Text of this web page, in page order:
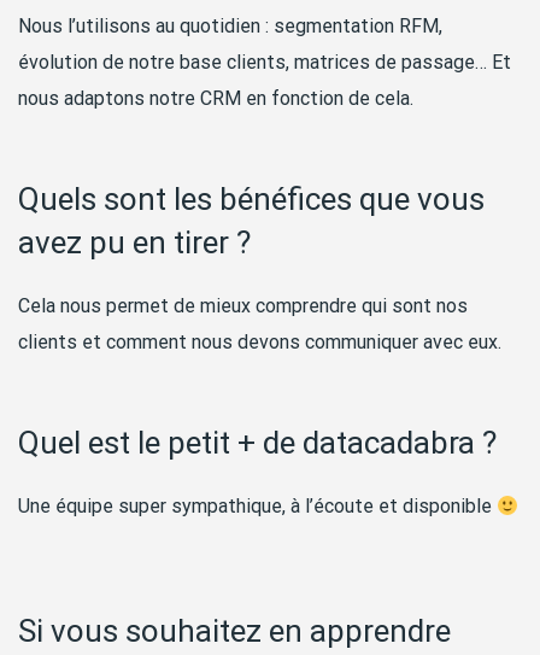
Nous l’utilisons au quotidien : segmentation RFM,
évolution de notre base clients, matrices de passage… Et
nous adaptons notre CRM en fonction de cela.
Quels sont les bénéfices que vous
avez pu en tirer ?
Cela nous permet de mieux comprendre qui sont nos
clients et comment nous devons communiquer avec eux.
Quel est le petit + de datacadabra ?
Une équipe super sympathique, à l’écoute et disponible
Si vous souhaitez en apprendre